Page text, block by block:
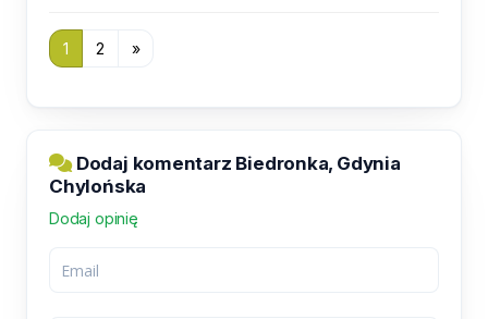
1 2 »
Dodaj komentarz Biedronka, Gdynia
Chylońska
Dodaj opinię